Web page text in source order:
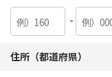
-
住所（都道府県）